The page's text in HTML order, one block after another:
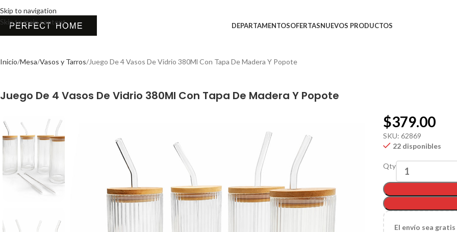
Skip to navigation
Skip to main content
DEPARTAMENTOSOFERTASNUEVOS PRODUCTOS
Inicio Mesa Vasos y Tarros Juego De 4 Vasos De Vidrio 380Ml Con Tapa De Madera Y Popote
Juego De 4 Vasos De Vidrio 380Ml Con Tapa De Madera Y Popote
$379.00
SKU:62869
22 disponibles
Qty
El envío sea